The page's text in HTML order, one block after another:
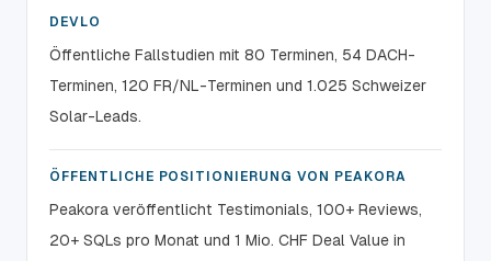
DEVLO
Öffentliche Fallstudien mit 80 Terminen, 54 DACH-
Terminen, 120 FR/NL-Terminen und 1.025 Schweizer
Solar-Leads.
ÖFFENTLICHE POSITIONIERUNG VON PEAKORA
Peakora veröffentlicht Testimonials, 100+ Reviews,
20+ SQLs pro Monat und 1 Mio. CHF Deal Value in